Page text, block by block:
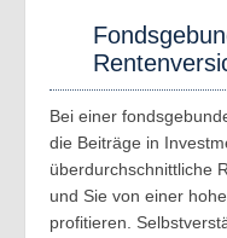
Bei einer
die Beiträge in
überdurchschnittliche
und Sie von einer
profitieren.